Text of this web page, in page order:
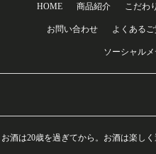
HOME 商品紹介 こだわり
お問い合わせ よくあるご
ソーシャル
お酒は20歳を過ぎてから。お酒は楽し